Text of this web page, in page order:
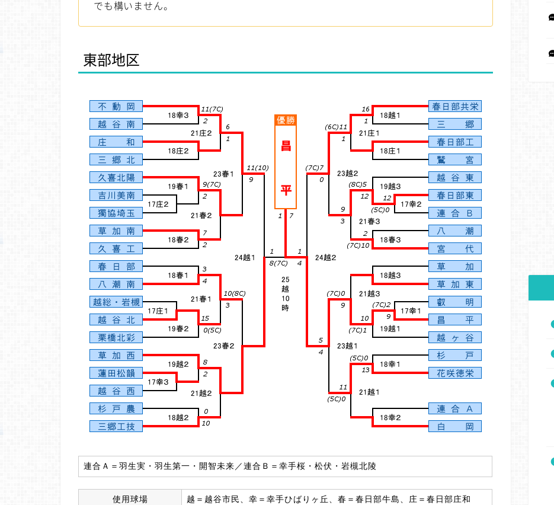
でも構いません。
東部地区
連合Ａ＝羽生実・羽生第一・開智未来／連合Ｂ＝幸手桜・松伏・岩槻北陵
使用球場 越＝越谷市民、幸＝幸手ひばりヶ丘、春＝春日部牛島、庄＝春日部庄和